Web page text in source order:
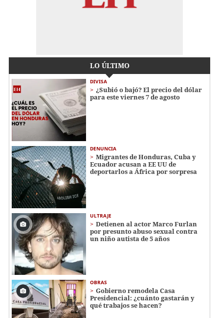
LO ÚLTIMO
DIVISA
¿Subió o bajó? El precio del dólar
para este viernes 7 de agosto
DENUNCIA
Migrantes de Honduras, Cuba y
Ecuador acusan a EE UU de
deportarlos a África por sorpresa
ULTRAJE
Detienen al actor Marco Furlan
por presunto abuso sexual contra
un niño autista de 5 años
OBRAS
Gobierno remodela Casa
Presidencial: ¿cuánto gastarán y
qué trabajos se hacen?